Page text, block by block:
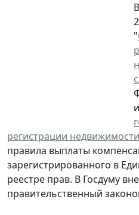
"
регистрации недвижимости
правила выплаты
зарегистрированного в
реестре прав. В Госдуму
правительственный